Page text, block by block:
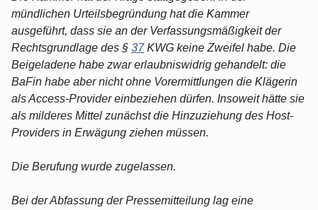
mündlichen Urteilsbegründung hat die Kammer
ausgeführt, dass sie an der Verfassungsmäßigkeit der
Rechtsgrundlage des § 37KWG keine Zweifel habe. Die
Beigeladene habe zwar erlaubniswidrig gehandelt: die
BaFin habe aber nicht ohne Vorermittlungen die Klägerin
als Access-Provider einbeziehen dürfen. Insoweit hätte sie
als milderes Mittel zunächst die Hinzuziehung des Host-
Providers in Erwägung ziehen müssen.
Die Berufung wurde zugelassen.
Bei der Abfassung der Pressemitteilung lag eine